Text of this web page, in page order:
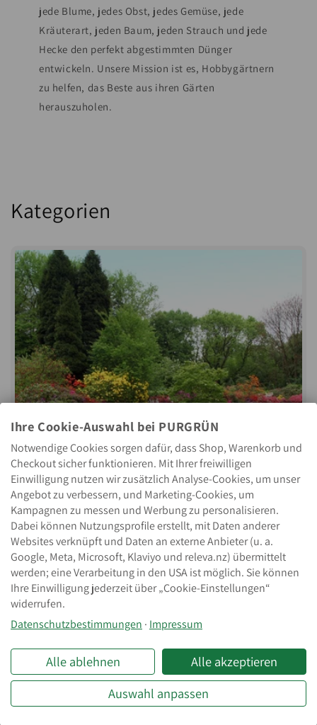
Ihre Cookie-Auswahl bei PURGRÜN
Notwendige Cookies sorgen dafür, dass Shop, Warenkorb und
Checkout sicher funktionieren. Mit Ihrer freiwilligen
Einwilligung nutzen wir zusätzlich Analyse-Cookies, um unser
Angebot zu verbessern, und Marketing-Cookies, um
Kampagnen zu messen und Werbung zu personalisieren.
Dabei können Nutzungsprofile erstellt, mit Daten anderer
Websites verknüpft und Daten an externe Anbieter (u. a.
Google, Meta, Microsoft, Klaviyo und releva.nz) übermittelt
werden; eine Verarbeitung in den USA ist möglich. Sie können
Ihre Einwilligung jederzeit über „Cookie-Einstellungen“
widerrufen.
Datenschutzbestimmungen · Impressum
Alle ablehnen
Alle akzeptieren
Auswahl anpassen
jede Blume, jedes Obst, jedes Gemüse, jede
Kräuterart, jeden Baum, jeden Strauch und jede
Hecke den perfekt abgestimmten Dünger
entwickeln. Unsere Mission ist es, Hobbygärtnern
zu helfen, das Beste aus ihren Gärten
herauszuholen.
Kategorien
Rasendünger